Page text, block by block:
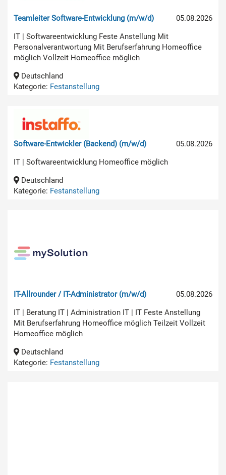
05.08.2026
Teamleiter Software-Entwicklung (m/w/d)
IT | Softwareentwicklung Feste Anstellung Mit
Personalverantwortung Mit Berufserfahrung Homeoffice
möglich Vollzeit Homeoffice möglich
Deutschland
Kategorie: Festanstellung
05.08.2026
Software-Entwickler (Backend) (m/w/d)
IT | Softwareentwicklung Homeoffice möglich
Deutschland
Kategorie: Festanstellung
05.08.2026
IT-Allrounder / IT-Administrator (m/w/d)
IT | Beratung IT | Administration IT | IT Feste Anstellung
Mit Berufserfahrung Homeoffice möglich Teilzeit Vollzeit
Homeoffice möglich
Deutschland
Kategorie: Festanstellung